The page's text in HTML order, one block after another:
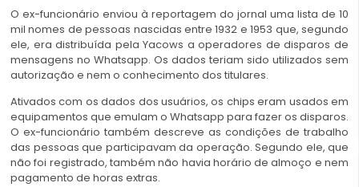
O ex-funcionário enviou à reportagem do jornal uma lista de 10
mil nomes de pessoas nascidas entre 1932 e 1953 que, segundo
ele, era distribuída pela Yacows a operadores de disparos de
mensagens no Whatsapp. Os dados teriam sido utilizados sem
autorização e nem o conhecimento dos titulares.
Ativados com os dados dos usuários, os chips eram usados em
equipamentos que emulam o Whatsapp para fazer os disparos.
O ex-funcionário também descreve as condições de trabalho
das pessoas que participavam da operação. Segundo ele, que
não foi registrado, também não havia horário de almoço e nem
pagamento de horas extras.